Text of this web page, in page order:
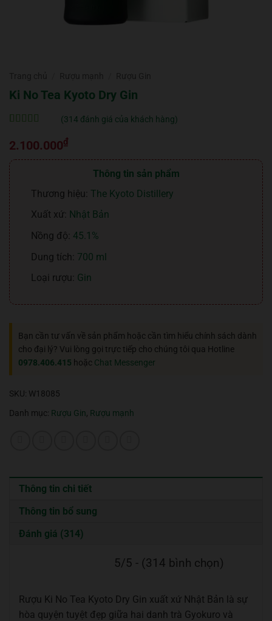
Ki No Tea Kyoto Dry Gin
trên đánh
giá
(314 đánh giá của khách hàng)
2.100.000₫
Thông tin sản phẩm
Thương hiệu: The Kyoto Distillery
Xuất xứ: Nhật Bản
Nồng độ: 45.1%
Dung tích: 700 ml
Loại rượu: Gin
Bạn cần tư vấn về sản phẩm hoặc cần tìm hiểu chính sách dành
cho đại lý? Vui lòng gọi trực tiếp cho chúng tôi qua Hotline
0978.406.415 hoặc Chat Messenger
SKU: W18085
Danh mục: Rượu Gin, Rượu mạnh
Thông tin chi tiết
Thông tin bổ sung
Đánh giá (314)
5/5 - (314 bình chọn)
Rượu Ki No Tea Kyoto Dry Gin xuất xứ Nhật Bản là sự
hòa quyện tuyệt đẹp giữa hai danh trà Gyokuro và